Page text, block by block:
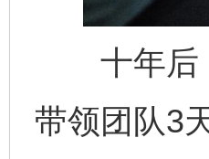
十年后，
带领团队3